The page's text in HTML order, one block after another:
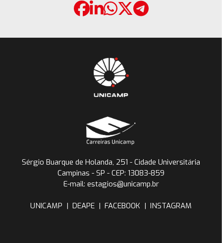
Sérgio Buarque de Holanda, 251 - Cidade Universitária
Campinas - SP - CEP: 13083-859
E-mail: estagios@unicamp.br
UNICAMP | DEAPE | FACEBOOK | INSTAGRAM